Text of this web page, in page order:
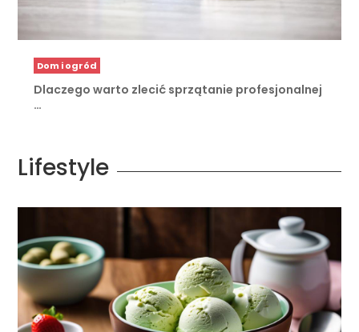
Dom i ogród
Dlaczego warto zlecić sprzątanie profesjonalnej
…
Lifestyle